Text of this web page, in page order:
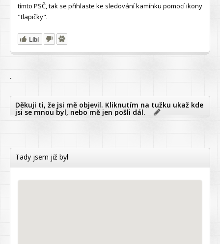
tímto PSČ, tak se přihlaste ke sledování kamínku pomocí ikony
"tlapičky".
Líbí
`
Děkuji ti, že jsi mě objevil. Kliknutím na tužku ukaž kde
jsi se mnou byl, nebo mě jen pošli dál.
Tady jsem již byl